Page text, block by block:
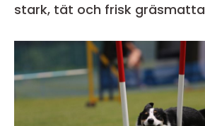
stark, tät och frisk gräsmatta